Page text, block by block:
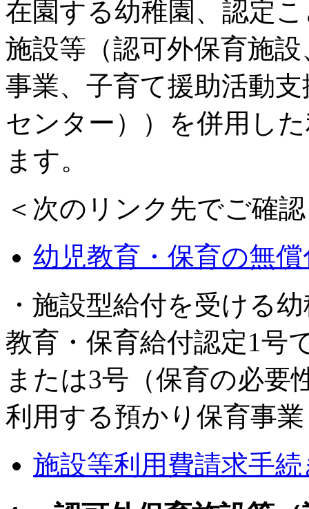
在園する幼稚園、認定
施設等（認可外保育施
事業、子育て援助活動
センター））を併用し
ます。
＜次のリンク先でご確
幼児教育・保育の無
・施設型給付を受ける
教育・保育給付認定1号
または3号（保育の必要
利用する預かり保育事
施設等利用費請求手